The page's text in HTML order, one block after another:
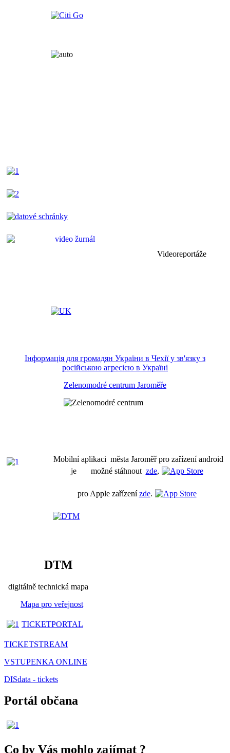
Videoreportáže
Інформація для громадян України в Чехії у зв'язку з
російською агресією в Україні
Zelenomodré centrum Jaroměře
Mobilní aplikaci města Jaroměř pro zařízení android
je možné stáhnout zde,
pro Apple zařízenízde.
DTM
digitálně technická mapa
Mapa pro veřejnost
TICKETPORTAL
TICKETSTREAM
VSTUPENKA ONLINE
DISdata - tickets
Portál občana
Co by Vás mohlo zajímat ?